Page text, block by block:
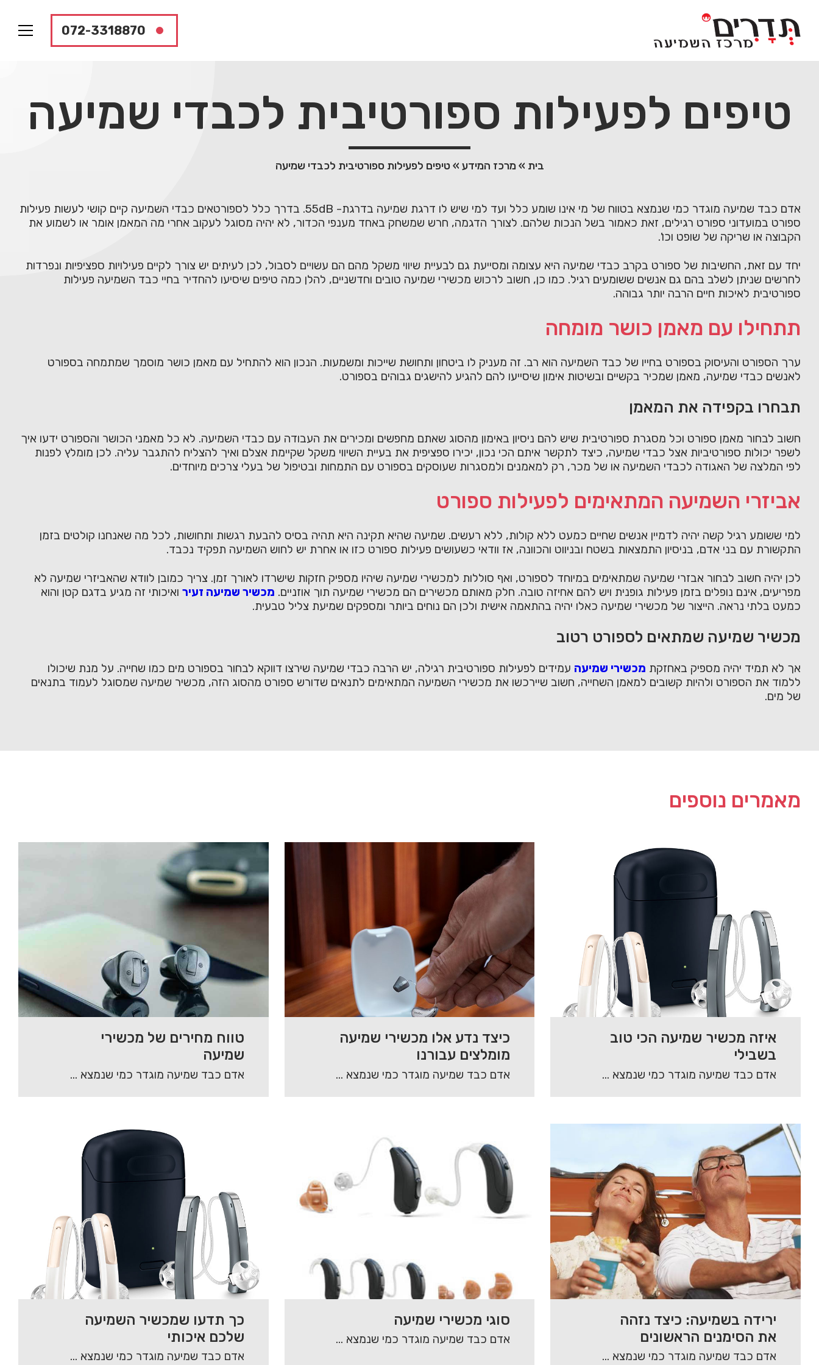
content
072-3318870
טיפים לפעילות ספורטיבית לכבדי שמיעה
בית »מרכז המידע »טיפים לפעילות ספורטיבית לכבדי שמיעה
אדם כבד שמיעה מוגדר כמי שנמצא בטווח של מי אינו שומע כלל ועד למי שיש לו דרגת שמיעה בדרגת- 55dB. בדרך כלל לספורטאים כבדי השמיעה קיים קושי לעשות פעילות
ספורט במועדוני ספורט רגילים, זאת כאמור בשל הנכות שלהם. לצורך הדגמה, חרש שמשחק באחד מענפי הכדור, לא יהיה מסוגל לעקוב אחרי מה המאמן אומר או לשמוע את
הקבוצה או שריקה של שופט וכו'.
יחד עם זאת, החשיבות של ספורט בקרב כבדי שמיעה היא עצומה ומסייעת גם לבעיית שיווי משקל מהם הם עשויים לסבול, לכן לעיתים יש צורך לקיים פעילויות ספציפיות ונפרדות
לחרשים שניתן לשלב בהם גם אנשים ששומעים רגיל. כמו כן, חשוב לרכוש מכשירי שמיעה טובים וחדשניים, להלן כמה טיפים שיסיעו להחדיר בחיי כבד השמיעה פעילות
ספורטיבית לאיכות חיים הרבה יותר גבוהה.
תתחילו עם מאמן כושר מומחה
ערך הספורט והעיסוק בספורט בחייו של כבד השמיעה הוא רב. זה מעניק לו ביטחון ותחושת שייכות ומשמעות. הנכון הוא להתחיל עם מאמן כושר מוסמך שמתמחה בספורט
לאנשים כבדי שמיעה, מאמן שמכיר בקשיים ובשיטות אימון שיסייעו להם להגיע להישגים גבוהים בספורט.
תבחרו בקפידה את המאמן
חשוב לבחור מאמן ספורט וכל מסגרת ספורטיבית שיש להם ניסיון באימון מהסוג שאתם מחפשים ומכירים את העבודה עם כבדי השמיעה. לא כל מאמני הכושר והספורט ידעו איך
לשפר יכולות ספורטיביות אצל כבדי שמיעה, כיצד לתקשר איתם הכי נכון, יכירו ספציפית את בעיית השיווי משקל שקיימת אצלם ואיך להצליח להתגבר עליה. לכן מומלץ לפנות
לפי המלצה של האגודה לכבדי השמיעה או של מכר, רק למאמנים ולמסגרות שעוסקים בספורט עם התמחות ובטיפול של בעלי צרכים מיוחדים.
אביזרי השמיעה המתאימים לפעילות ספורט
למי ששומע רגיל קשה יהיה לדמיין אנשים שחיים כמעט ללא קולות, ללא רעשים. שמיעה שהיא תקינה היא תהיה בסיס להבעת רגשות ותחושות, לכל מה שאנחנו קולטים בזמן
התקשורת עם בני אדם, בניסיון התמצאות בשטח ובניווט והכוונה, אז וודאי כשעושים פעילות ספורט כזו או אחרת יש לחוש השמיעה תפקיד נכבד.
לכן יהיה חשוב לבחור אבזרי שמיעה שמתאימים במיוחד לספורט, ואף סוללות למכשירי שמיעה שיהיו מספיק חזקות שישרדו לאורך זמן. צריך כמובן לוודא שהאביזרי שמיעה לא
מפריעים, אינם נופלים בזמן פעילות גופנית ויש להם אחיזה טובה. חלק מאותם מכשירים הם מכשירי שמיעה תוך אוזניים. מכשיר שמיעה זעיר ואיכותי זה מגיע בדגם קטן והוא
כמעט בלתי נראה. הייצור של מכשירי שמיעה כאלו יהיה בהתאמה אישית ולכן הם נוחים ביותר ומספקים שמיעת צליל טבעית.
מכשיר שמיעה שמתאים לספורט רטוב
אך לא תמיד יהיה מספיק באחזקת מכשירי שמיעה עמידים לפעילות ספורטיבית רגילה, יש הרבה כבדי שמיעה שירצו דווקא לבחור בספורט מים כמו שחייה. על מנת שיכולו
ללמוד את הספורט ולהיות קשובים למאמן השחייה, חשוב שיירכשו את מכשירי השמיעה המתאימים לתנאים שדורש ספורט מהסוג הזה, מכשיר שמיעה שמסוגל לעמוד בתנאים
של מים.
מאמרים נוספים
איזה מכשיר שמיעה הכי טוב
בשבילי
אדם כבד שמיעה מוגדר כמי שנמצא בטווח של מי אינו שומע כלל ועד למי שיש…
כיצד נדע אלו מכשירי שמיעה
מומלצים עבורנו
אדם כבד שמיעה מוגדר כמי שנמצא בטווח של מי אינו שומע כלל ועד למי שיש…
טווח מחירים של מכשירי
שמיעה
אדם כבד שמיעה מוגדר כמי שנמצא בטווח של מי אינו שומע כלל ועד למי שיש…
ירידה בשמיעה: כיצד נזהה
את הסימנים הראשונים
אדם כבד שמיעה מוגדר כמי שנמצא בטווח של מי אינו שומע כלל ועד למי שיש…
סוגי מכשירי שמיעה
אדם כבד שמיעה מוגדר כמי שנמצא בטווח של מי אינו שומע כלל ועד למי שיש…
כך תדעו שמכשיר השמיעה
שלכם איכותי
אדם כבד שמיעה מוגדר כמי שנמצא בטווח של מי אינו שומע כלל ועד למי שיש…